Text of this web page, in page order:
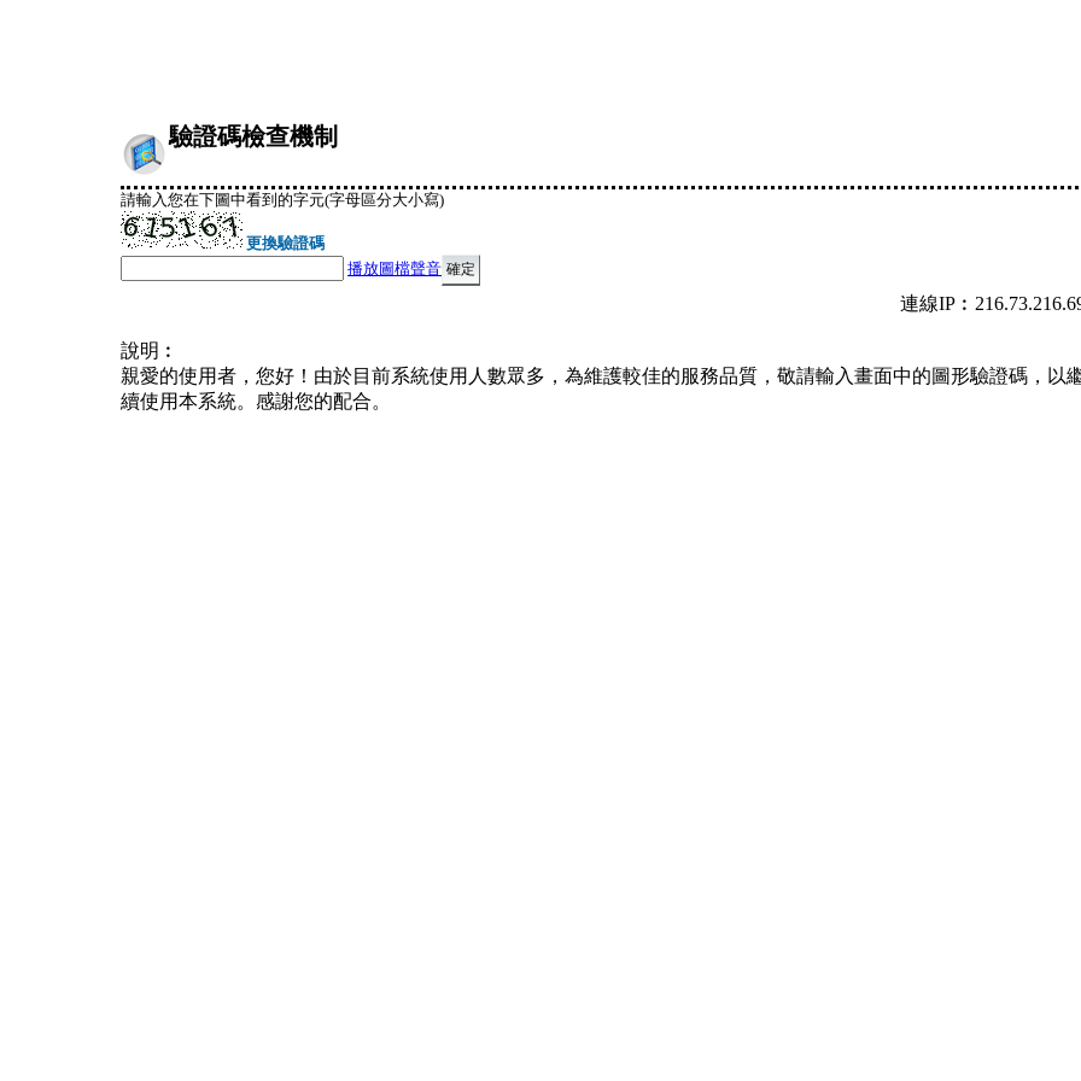
驗證碼檢查機制
請輸入您在下圖中看到的字元(字母區分大小寫)
更換驗證碼
播放圖檔聲音
連線
說明︰
親愛的使用者，您好！由於目前系統使用人數眾多，為維護較佳的服務品質，敬請輸入畫面中的圖形驗證碼，以
續使用本系統。感謝您的配合。